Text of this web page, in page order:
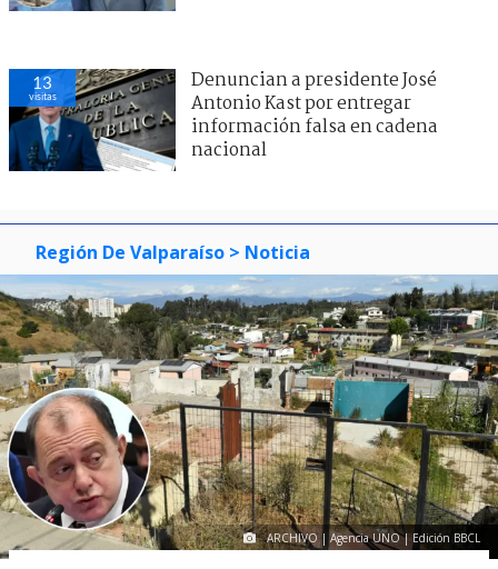
13
visitas
Denuncian a presidente José
Antonio Kast por entregar
información falsa en cadena
nacional
Región De Valparaíso > Noticia
ARCHIVO | Agencia UNO | Edición BBCL